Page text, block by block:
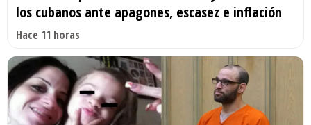
los cubanos ante apagones, escasez e inflación
Hace 11 horas